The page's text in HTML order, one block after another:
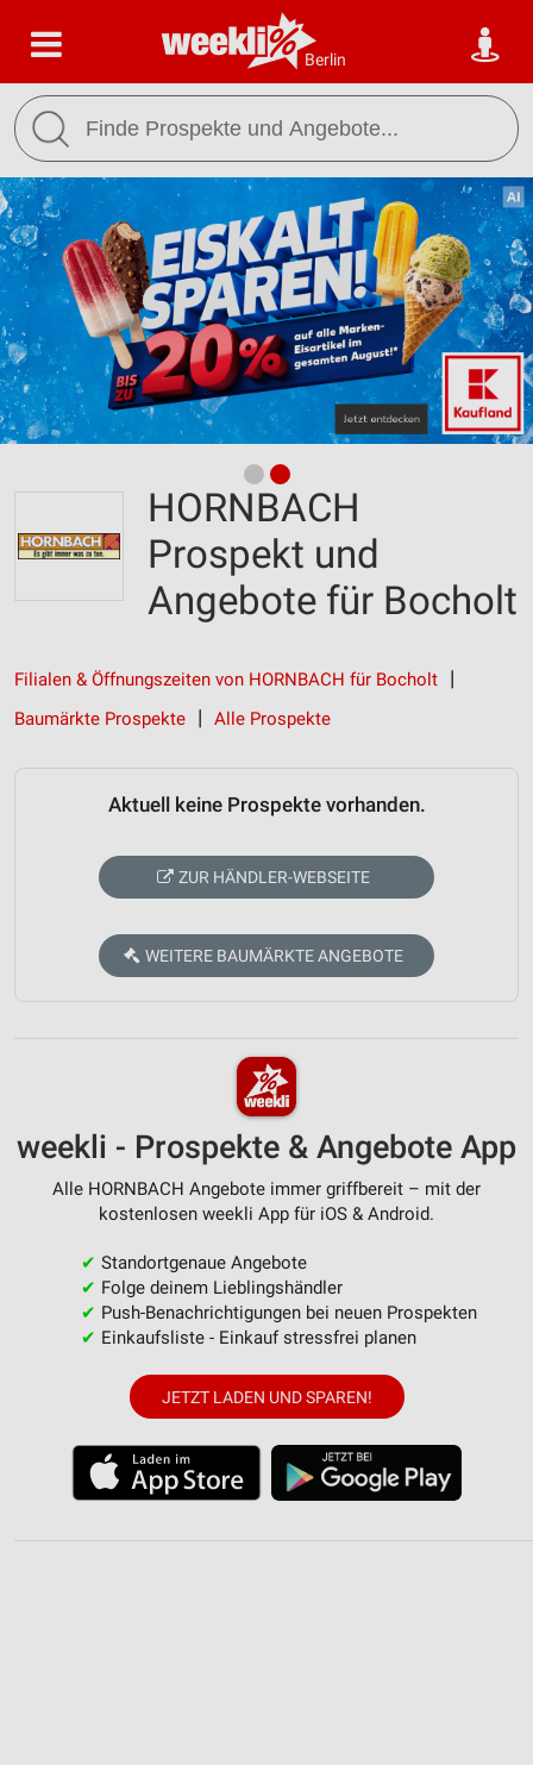
Berlin
HORNBACH
Prospekt und
Angebote für Bocholt
Filialen & Öffnungszeiten von HORNBACH für Bocholt
Baumärkte Prospekte
Alle Prospekte
Aktuell keine Prospekte vorhanden.
ZUR HÄNDLER-WEBSEITE
WEITERE BAUMÄRKTE ANGEBOTE
weekli - Prospekte & Angebote App
Alle HORNBACH Angebote immer griffbereit – mit der
kostenlosen weekli App für iOS & Android.
✔ Standortgenaue Angebote
✔ Folge deinem Lieblingshändler
✔ Push-Benachrichtigungen bei neuen Prospekten
✔ Einkaufsliste - Einkauf stressfrei planen
JETZT LADEN UND SPAREN!